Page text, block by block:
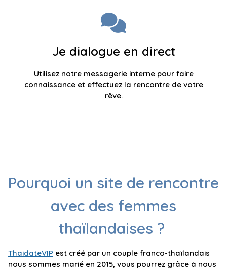
Je dialogue en direct
Utilisez notre messagerie interne pour faire
connaissance et effectuez la rencontre de votre
rêve.
Pourquoi un site de rencontre
avec des femmes
thaïlandaises ?
ThaidateVIP est créé par un couple franco-thaïlandais
nous sommes marié en 2015, vous pourrez grâce à nous